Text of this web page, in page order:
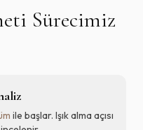
Sürecimiz
ile başlar. Işık alma açısı